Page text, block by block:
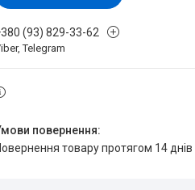
(93) 829-33-62
Telegram
повернення товару протягом 14 днів